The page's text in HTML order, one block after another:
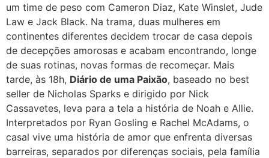
um time de peso com Cameron Diaz, Kate Winslet, Jude
Law e Jack Black. Na trama, duas mulheres em
continentes diferentes decidem trocar de casa depois
de decepções amorosas e acabam encontrando, longe
de suas rotinas, novas formas de recomeçar. Mais
tarde, às 18h, Diário de uma Paixão, baseado no best
seller de Nicholas Sparks e dirigido por Nick
Cassavetes, leva para a tela a história de Noah e Allie.
Interpretados por Ryan Gosling e Rachel McAdams, o
casal vive uma história de amor que enfrenta diversas
barreiras, separados por diferenças sociais, pela família